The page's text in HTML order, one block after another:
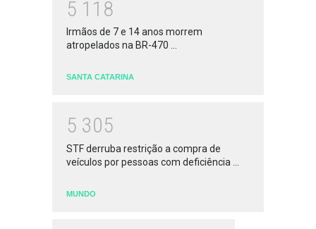
5 1 1 8
Irmãos de 7 e 14 anos morrem
atropelados na BR-470 ...
SANTA CATARINA
5 305
STF derruba restrição a compra de
veículos por pessoas com deficiência ...
MUNDO